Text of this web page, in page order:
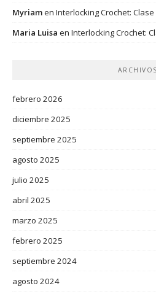
Myriamen Interlocking Crochet:
Maria Luisa en Interlocking Crochet:
ARCHIVOS
febrero 2026
diciembre 2025
septiembre 2025
agosto 2025
julio 2025
abril 2025
marzo 2025
febrero 2025
septiembre 2024
agosto 2024